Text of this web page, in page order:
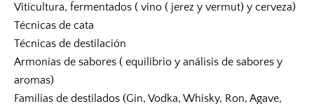
Viticultura, fermentados ( vino ( jerez y vermut) y cerveza)
Técnicas de cata
Técnicas de destilación
Armonías de sabores ( equilibrio y análisis de sabores y
aromas)
Familias de destilados (Gin, Vodka, Whisky, Ron, Agave,